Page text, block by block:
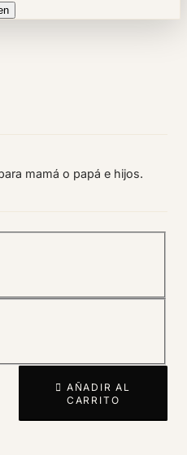
mamá o papá e hijos.

CARRITO